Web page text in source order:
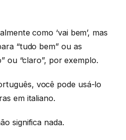
como ‘vai bem’, mas
“tudo bem” ou as
ou “claro”, por exemplo.
você pode usá-lo
em italiano.
significa nada.